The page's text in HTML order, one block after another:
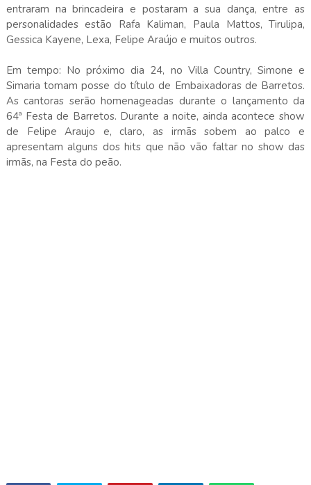
entraram na brincadeira e postaram a sua dança, entre as
personalidades estão Rafa Kaliman, Paula Mattos, Tirulipa,
Gessica Kayene, Lexa, Felipe Araújo e muitos outros.
Em tempo: No próximo dia 24, no Villa Country, Simone e
Simaria tomam posse do título de Embaixadoras de Barretos.
As cantoras serão homenageadas durante o lançamento da
64ª Festa de Barretos. Durante a noite, ainda acontece show
de Felipe Araujo e, claro, as irmãs sobem ao palco e
apresentam alguns dos hits que não vão faltar no show das
irmãs, na Festa do peão.